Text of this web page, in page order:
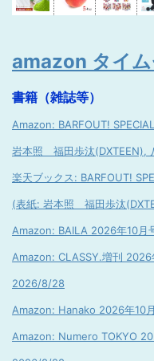
amazon タイ
書籍（雑誌等）
Amazon: BARFOUT!
岩本照 福田歩汰(DXTEEN),
楽天ブックス: BARFOUT!
(表紙: 岩本照 福田歩汰
Amazon: BAILA 2026年10
Amazon: CLASSY.増刊
2026/8/28
Amazon: Hanako 2026年10
Amazon: Numero TOKYO